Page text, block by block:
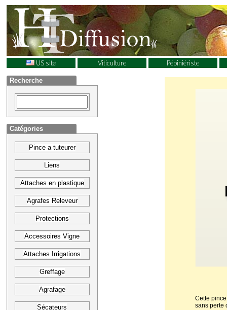
US site Viticulture Pépiniériste
Recherche
Catégories
Pince a tuteurer
Liens
Attaches en plastique
Agrafes Releveur
Protections
Accessoires Vigne
Attaches Irrigations
Greffage
Agrafage
Sécateurs
Cette
sans perte